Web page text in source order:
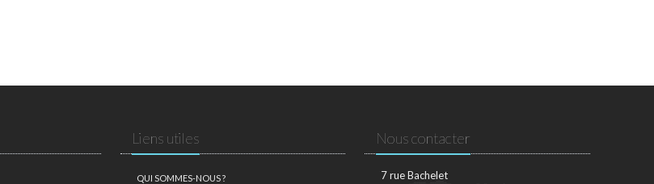
Liens utiles
QUI SOMMES-NOUS ?
Nous contacter
7 rue Bachelet